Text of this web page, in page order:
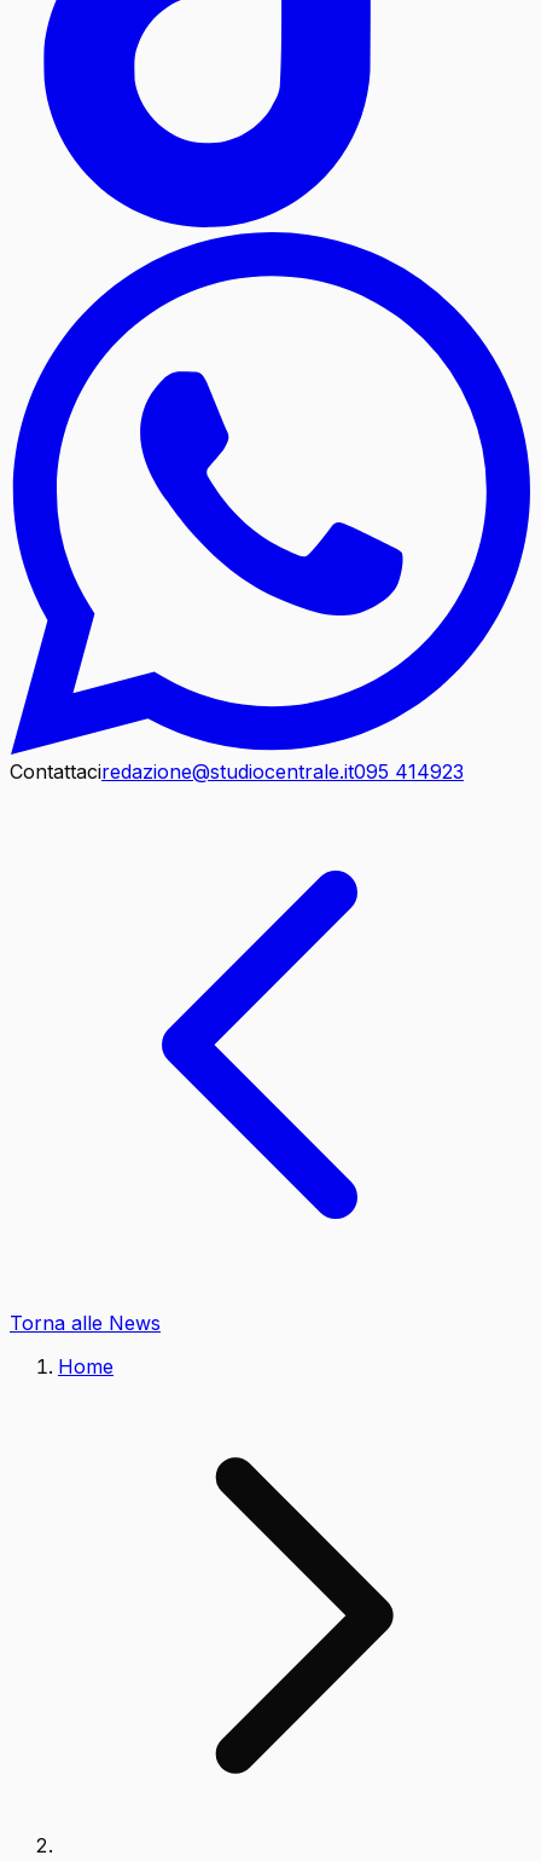
Contattaciredazione@studiocentrale.it095 414923
Torna alle News
Home